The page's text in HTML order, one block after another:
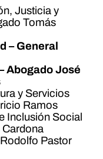
Justicia y
Tomás
– General
Abogado José
y Servicios
Ramos
Inclusión Social
Pastor